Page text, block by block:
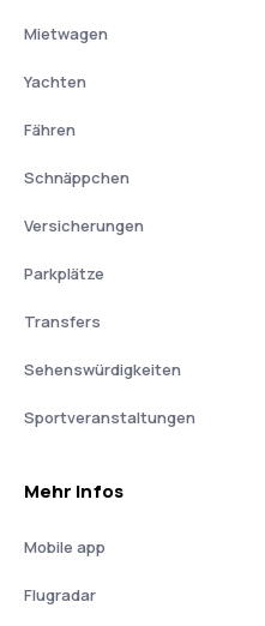
Mietwagen
Yachten
Fähren
Schnäppchen
Versicherungen
Parkplätze
Transfers
Sehenswürdigkeiten
Sportveranstaltungen
Mehr Infos
Mobile app
Flugradar